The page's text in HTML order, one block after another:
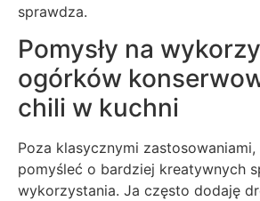
sprawdza.
Pomysły na
ogórków
chili w kuchni
Poza klasycznymi
pomyśleć o bardziej kreatywnych
wykorzystania. Ja często dodaję